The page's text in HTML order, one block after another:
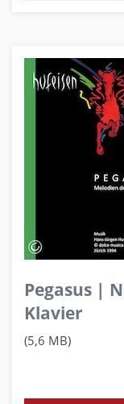
Pegasus |
Klavier
(5,6 MB)